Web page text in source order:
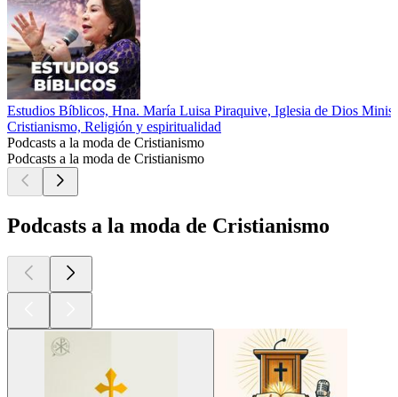
Estudios Bíblicos, Hna. María Luisa Piraquive, Iglesia de Dios
Cristianismo, Religión y espiritualidad
Podcasts a la moda de Cristianismo
Podcasts a la moda de Cristianismo
Podcasts a la moda de Cristianismo